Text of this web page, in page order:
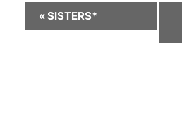
Veranstaltung-
Navigation
«SISTERS*